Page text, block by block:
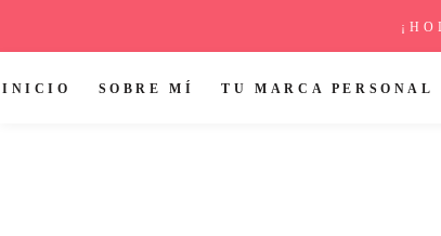
INICIO SOBRE MÍ TU MARCA PERSONAL